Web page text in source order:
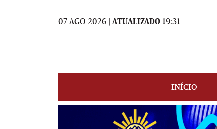
07 AGO 2026 | ATUALIZADO 19:31
INÍCIO